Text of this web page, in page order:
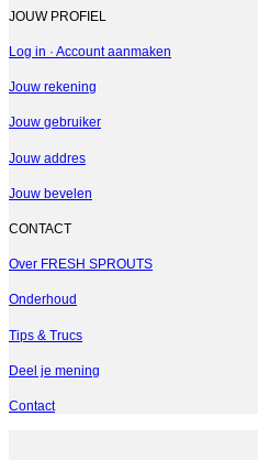
JOUW PROFIEL
Log in · Account aanmaken
Jouw rekening
Jouw gebruiker
Jouw addres
Jouw bevelen
CONTACT
Over FRESH SPROUTS
Onderhoud
Tips & Trucs
Deel je mening
Contact